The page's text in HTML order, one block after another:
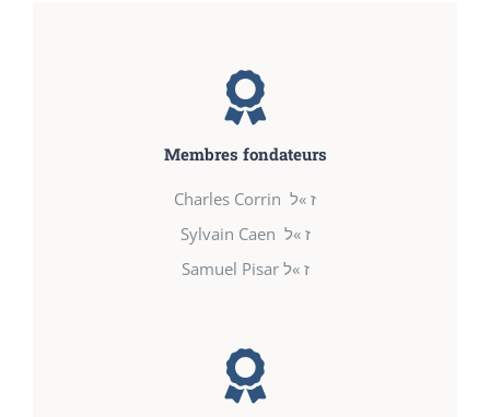
Membres fondateurs
Charles Corrin ז »ל
Sylvain Caen ז »ל
Samuel Pisar ז »ל